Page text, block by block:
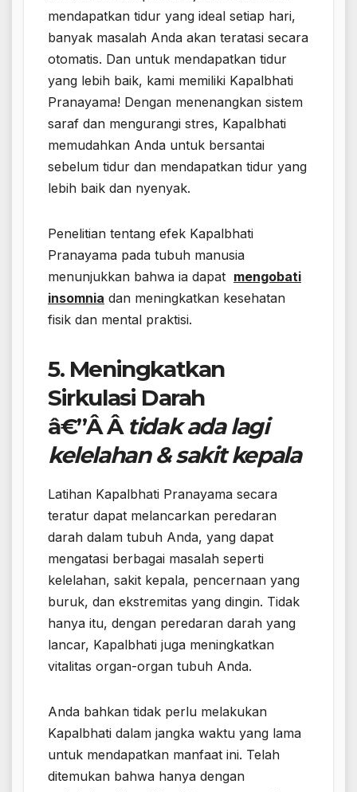
mendapatkan tidur yang ideal setiap hari,
banyak masalah Anda akan teratasi secara
otomatis. Dan untuk mendapatkan tidur
yang lebih baik, kami memiliki Kapalbhati
Pranayama! Dengan menenangkan sistem
saraf dan mengurangi stres, Kapalbhati
memudahkan Anda untuk bersantai
sebelum tidur dan mendapatkan tidur yang
lebih baik dan nyenyak.
Penelitian tentang efek Kapalbhati
Pranayama pada tubuh manusia
menunjukkan bahwa ia dapat mengobati
insomnia dan meningkatkan kesehatan
fisik dan mental praktisi.
5. Meningkatkan
Sirkulasi Darah
â€”Â Â tidak ada lagi
kelelahan & sakit kepala
Latihan Kapalbhati Pranayama secara
teratur dapat melancarkan peredaran
darah dalam tubuh Anda, yang dapat
mengatasi berbagai masalah seperti
kelelahan, sakit kepala, pencernaan yang
buruk, dan ekstremitas yang dingin. Tidak
hanya itu, dengan peredaran darah yang
lancar, Kapalbhati juga meningkatkan
vitalitas organ-organ tubuh Anda.
Anda bahkan tidak perlu melakukan
Kapalbhati dalam jangka waktu yang lama
untuk mendapatkan manfaat ini. Telah
ditemukan bahwa hanya dengan